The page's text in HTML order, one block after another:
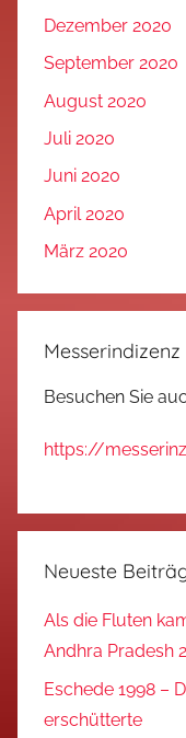
Dezember 2020
September 2020
August 2020
Juli 2020
Juni 2020
April 2020
März 2020
Messerindizenz
Besuchen Sie
https://
Neueste
Als die Fluten
Andhra Pradesh
Eschede 1998 –
erschütterte